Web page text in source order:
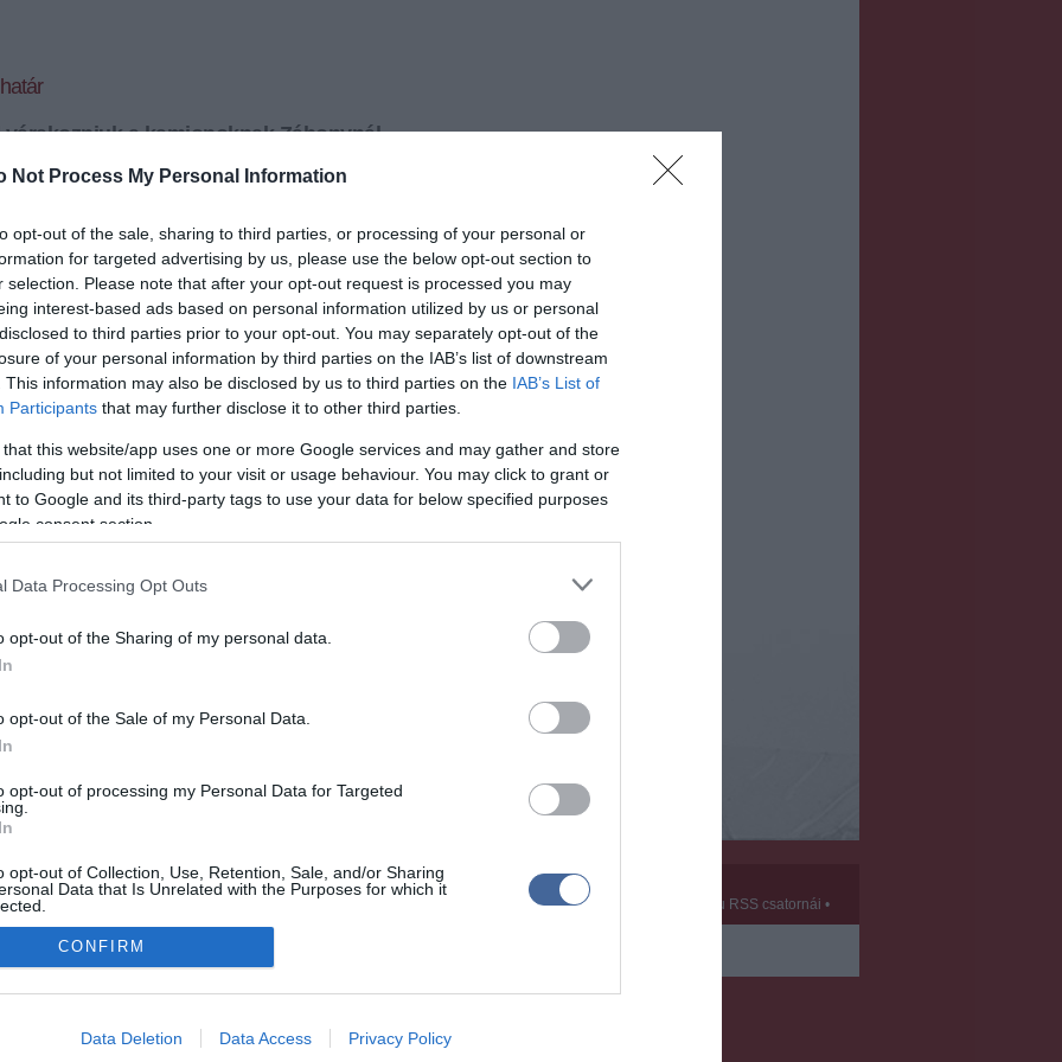
Not Process My Personal Information
opt-out of the sale, sharing to third parties, or processing of your personal or
for targeted advertising by us, please use the below opt-out section to
selection. Please note that after your opt-out request is processed you may
interest-based ads based on personal information utilized by us or personal
to third parties prior to your opt-out. You may separately opt-out of the
of your personal information by third parties on the IAB’s list of downstream
This information may also be disclosed by us to third parties on the IAB’s List of
Participants that may further disclose it to other third parties.
that this website/app uses one or more Google services and may gather and store
but not limited to your visit or usage behaviour. You may click to grant or
to Google and its third-party tags to use your data for below specified purposes
consent section.
Data Processing Opt Outs
opt-out of the Sharing of my personal data.
opt-out of the Sale of my Personal Data.
opt-out of processing my Personal Data for Targeted
opt-out of Collection, Use, Retention, Sale, and/or Sharing
Data that Is Unrelated with the Purposes for which it
allow Google to enable storage related to advertising like cookies on
CONFIRM
Data Deletion Data Access Privacy Policy
várakozniuk a kamionoknak Záhonynál
várakozása a Záhony és Csap közötti magyar-
vasárnap reggelre.
+ -
forgalom miatt a teherautó-vezetőknek szombaton
várniuk arra, amíg átkelhettek járművükkel
oldalon közzétett tájékoztatás szerint
határállomáson jelenleg zavartalan a személy-
az úti okmányok ellenőrzése és a vámvizsgálat
léphetnek át az utazók az egyik országból a
írások:
a teherforgalomban Záhonynál
Záhonynál
torlódása a záhonyi határátkelőhelyen
szoftver és szerkesztőségi CMS, DMS rendszer:© PortalWare, 2017 Magnum IT Kft.
•Adatvédelmi nyiltakozat Olvasói és moderálási alapelvek•Partnerek ma.hu RSS csatornái •